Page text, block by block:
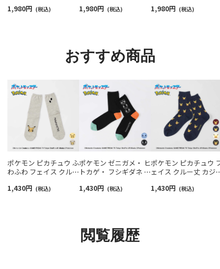
スニーカー丈ソックス
1,980円 (税込)
ンポイントソックス シ
1,980円 (税込)
ロベア オーガニック
1,980円 (税込)
おすすめ商品
ポケモン ピカチュウ ふ
わふわ フェイス クルー
メンズ 日本製
1,430円 (税込)
ポケモン ゼニガメ・ ヒ
トカゲ・ フシギダネ プ
アル ソックス メンズ
1,430円 (税込)
ポケモン ピカチュウ
ェイス クルー丈 カジ
日本製 02432102
1,430円 (税込)
閲覧履歴